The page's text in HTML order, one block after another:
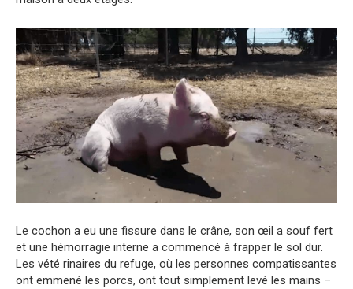
Le cochon a eu une fissure dans le crâne, son œil a souf fert
et une hémorragie interne a commencé à frapper le sol dur.
Les vété rinaires du refuge, où les personnes compatissantes
ont emmené les porcs, ont tout simplement levé les mains –